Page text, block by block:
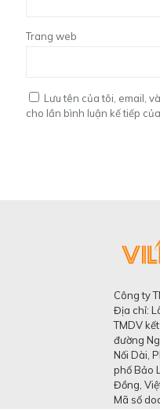
Trang web
Lưu tên của tôi, email,
cho lần bình luận kế tiếp của
Công ty
Địa chỉ:
TMDV
đường
Nối Dài,
phố Bảo
Đồng,
Mã số